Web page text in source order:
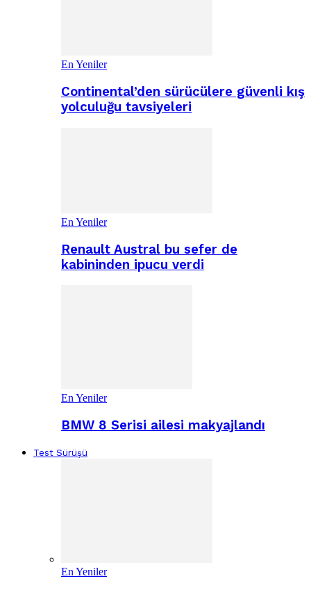
En Yeniler
Continental’den sürücülere güvenli kış
yolculuğu tavsiyeleri
En Yeniler
Renault Austral bu sefer de
kabininden ipucu verdi
En Yeniler
BMW 8 Serisi ailesi makyajlandı
Test Sürüşü
En Yeniler